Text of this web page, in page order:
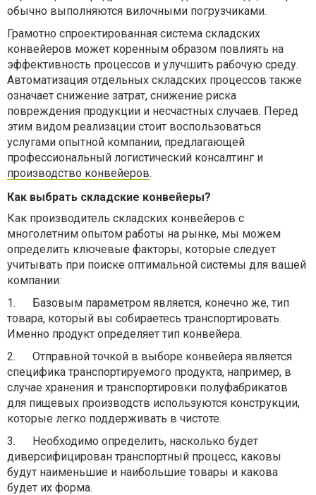
обычно выполняются вилочными погрузчиками.
Грамотно спроектированная система складских
конвейеров может коренным образом повлиять на
эффективность процессов и улучшить рабочую среду.
Автоматизация отдельных складских процессов также
означает снижение затрат, снижение риска
повреждения продукции и несчастных случаев. Перед
этим видом реализации стоит воспользоваться
услугами опытной компании, предлагающей
профессиональный логистический консалтинг и
производство конвейеров.
Как выбрать складские конвейеры?
Как производитель складских конвейеров с
многолетним опытом работы на рынке, мы можем
определить ключевые факторы, которые следует
учитывать при поиске оптимальной системы для вашей
компании:
1.
Базовым параметром является, конечно же, тип
товара, который вы собираетесь транспортировать.
Именно продукт определяет тип конвейера.
2.
Отправной точкой в выборе конвейера является
специфика транспортируемого продукта, например, в
случае хранения и транспортировки полуфабрикатов
для пищевых производств используются конструкции,
которые легко поддерживать в чистоте.
3.
Необходимо определить, насколько будет
диверсифицирован транспортный процесс, каковы
будут наименьшие и наибольшие товары и какова
будет их форма.